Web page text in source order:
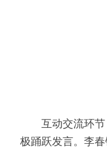
互动交流环节
极踊跃发言。李